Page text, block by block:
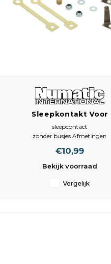
Sleepkontakt Voor
snoerhaspel
sleepcontact
zonder busjes Afmetingen
O.A.Henry
€10,99
Bekijk voorraad
Vergelijk